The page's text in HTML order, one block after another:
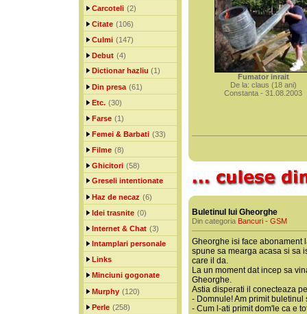
Carcoteli (2)
Citate (106)
Culmi (147)
Debut (4)
Dictionar hazliu (1)
Din presa (61)
Etc. (30)
Farse (1)
Femei & Barbati (33)
Filme (8)
Ghicitori (58)
Greseli intentionate
Haz de necaz (6)
Idei trasnite (0)
Internet & Chat (3)
Intamplari personale
Links
Minciuni gogonate
Murphy (120)
Perle (258)
Fumator inrait
De la: claus (18 ani)
Constanta - 31.08.2003
Buletinul lui Gheorghe
Din categoria Bancuri - GSM
Gheorghe isi face abonament
spune sa mearga acasa si sa
care il da.
La un moment dat incep sa
Gheorghe.
Astia disperati il conecteaza
- Domnule! Am primit buletinul
- Cum l-ati primit dom'le ca e